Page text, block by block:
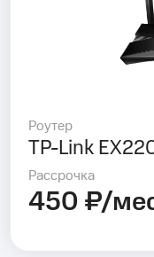
Роутер
TP-Link
Рассрочка
450 ₽/